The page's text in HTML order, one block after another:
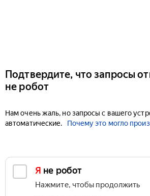
Подтвердите, что запросы
не робот
Нам очень жаль, но запросы с вашего
автоматические.
Почему это могло
Я не робот
Нажмите, чтобы продолжить